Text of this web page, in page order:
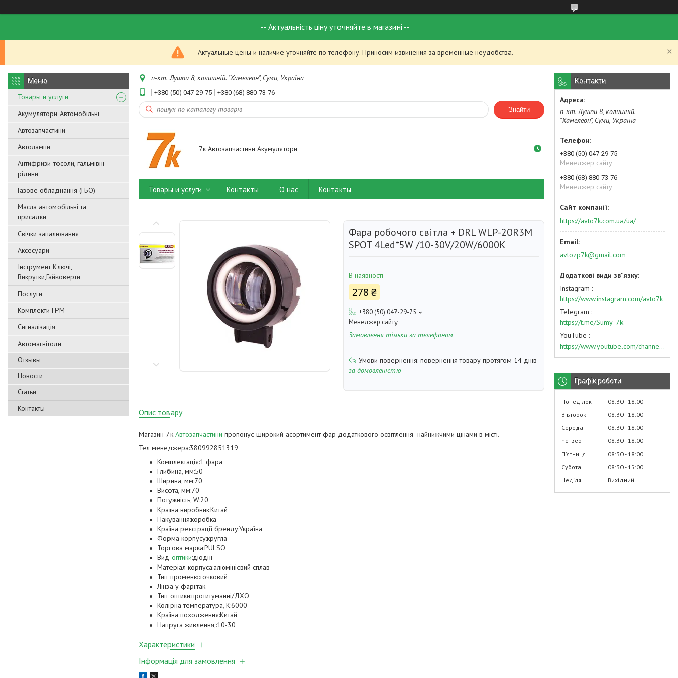
-- Актуальність ціну уточняйте в магазині --
Актуальные цены и наличие уточняйте по телефону. Приносим извинения за временные неудобства.
Товары и услуги
Акумулятори Автомобільні
Автозапчастини
Автолампи
Антифризи-тосоли, гальмівні
рідини
Газове обладнання (ГБО)
Масла автомобільні та
присадки
Свічки запалювання
Аксесуари
Інструмент Ключі,
Викрутки,Гайковерти
Послуги
Комплекти ГРМ
Сигналізація
Автомагнітоли
Отзывы
Новости
Статьи
Контакты
п-кт. Лушпи 8, колишній. "Хамелеон", Суми, Україна
+380 (50) 047-29-75 +380 (68) 880-73-76
Знайти
7к Автозапчастини Акумулятори
Товары и услуги Контакты О нас Контакты
Фара робочого світла + DRL WLP-20R3M
SPOT 4Led*5W /10-30V/20W/6000K
В наявності
278 ₴
+380 (50) 047-29-75
Менеджер сайту
Замовлення тільки за телефоном
повернення товару протягом 14 днів
за домовленістю
Опис товару
Магазин 7к Автозапчастини пропонує широкий асортимент фар додаткового освітлення найнижчими цінами в місті.
Тел менеджера:380992851319
Комплектація:1 фара
Глибина, мм:50
Ширина, мм:70
Висота, мм:70
Потужність, W:20
Країна виробник:Китай
Пакування:коробка
Країна реєстрації бренду:Україна
Форма корпусу:кругла
Торгова марка:PULSO
Вид оптики:діодні
Матеріал корпуса:алюмінієвий сплав
Тип променю:точковий
Лінза у фарі:так
Тип оптики:протитуманні/ДХО
Колірна температура, К:6000
Країна походження:Китай
Напруга живлення,:10-30
Характеристики
Інформація для замовлення
Контакти
п-кт. Лушпи 8, колишній.
"Хамелеон", Суми, Україна
+380 (50) 047-29-75
Менеджер сайту
+380 (68) 880-73-76
Менеджер сайту
https://avto7k.com.ua/ua/
avtozp7k@gmail.com
Instagram
https://www.instagram.com/avto7k
Telegram
https://t.me/Sumy_7k
YouTube
https://www.youtube.com/channel/UC574nvqqf5H_LzT4Va_GpQg?view_as=subscriber
Графік роботи
Понеділок 08:30 18:00
Вівторок
08:30 18:00
Середа
08:30 18:00
Четвер
08:30 18:00
Пʼятниця
08:30 18:00
Субота
08:30 15:00
Неділя
Вихідний